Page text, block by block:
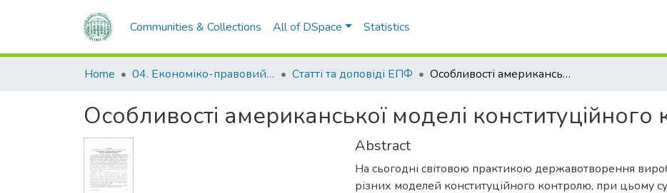
Communities & Collections All of DSpace Statistics
Home 04. Економіко-правовий факультет Статті та доповіді ЕПФ Особливості американської моделі конституційного контролю
Особливості американської моделі
Abstract
На сьогодні світовою практикою державотворення
різних моделей конституційного контролю, при цьому